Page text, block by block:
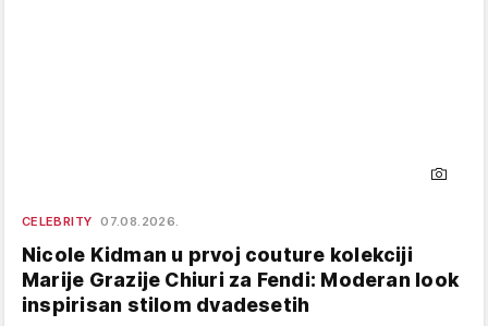
CELEBRITY 07.08.2026.
Nicole Kidman u prvoj couture kolekciji
Marije Grazije Chiuri za Fendi: Moderan look
inspirisan stilom dvadesetih